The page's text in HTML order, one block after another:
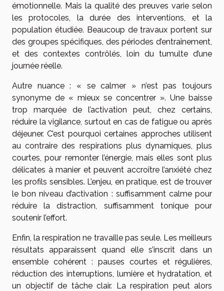
émotionnelle. Mais la qualité des preuves varie selon
les protocoles, la durée des interventions, et la
population étudiée. Beaucoup de travaux portent sur
des groupes spécifiques, des périodes d’entraînement,
et des contextes contrôlés, loin du tumulte d’une
journée réelle.
Autre nuance : « se calmer » n’est pas toujours
synonyme de « mieux se concentrer ». Une baisse
trop marquée de l’activation peut, chez certains,
réduire la vigilance, surtout en cas de fatigue ou après
déjeuner. C’est pourquoi certaines approches utilisent
au contraire des respirations plus dynamiques, plus
courtes, pour remonter l’énergie, mais elles sont plus
délicates à manier et peuvent accroître l’anxiété chez
les profils sensibles. L’enjeu, en pratique, est de trouver
le bon niveau d’activation : suffisamment calme pour
réduire la distraction, suffisamment tonique pour
soutenir l’effort.
Enfin, la respiration ne travaille pas seule. Les meilleurs
résultats apparaissent quand elle s’inscrit dans un
ensemble cohérent : pauses courtes et régulières,
réduction des interruptions, lumière et hydratation, et
un objectif de tâche clair. La respiration peut alors